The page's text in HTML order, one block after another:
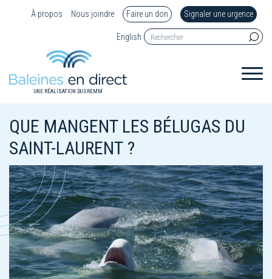
À propos Nous joindre Faire un don Signaler une urgence
English
UNE RÉALISATION DU GREMM
QUE MANGENT LES BÉLUGAS DU
SAINT-LAURENT ?